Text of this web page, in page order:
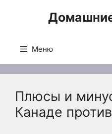
Меню
Плюсы и
Канаде